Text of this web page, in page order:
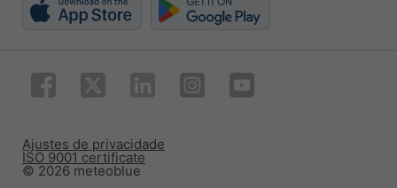
© 2026 meteoblue
ISO 9001 certificate
Ajustes de privacidade